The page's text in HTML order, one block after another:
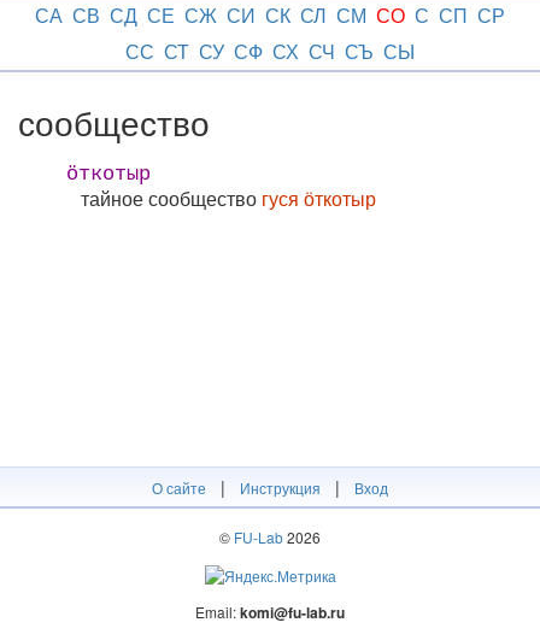
СА СВ СД СЕ СЖ СИ СК СЛ СМ СО С СП СР
СС СТ СУ СФ СХ СЧ СЪ СЫ
сообщество
ӧткотыр
тайное сообщество гуся ӧткотыр
О сайте | Инструкция | Вход
© FU-Lab2026
Email:komi@fu-lab.ru